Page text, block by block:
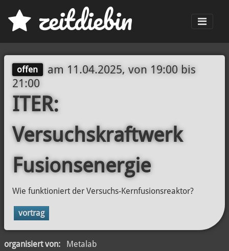
zeitdiebin
offen am 11.04.2025, von 19:00 bis
21:00
ITER:
Versuchskraftwerk
Fusionsenergie
Wie funktioniert der Versuchs-Kernfusionsreaktor?
vortrag
organisiert von:
Metalab